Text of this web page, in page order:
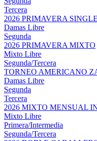
Tercera
2026 PRIMAVERA
Damas Libre
Segunda
2026 PRIMAVERA MIXTO
Mixto Libre
Segunda/Tercera
TORNEO AMERICANO
Damas Libre
Segunda
Tercera
2026 MIXTO MENSUAL
Mixto Libre
Primera/Intermedia
Segunda/Tercera